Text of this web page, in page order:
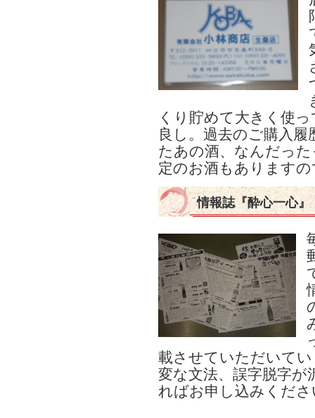
くり貯めて大きく使
良し。過去のご購入
たあの酒、なんだっ
定のお酒もあります
情報誌『酔心一心』
載させていただいて
変な文法、誤字脱字
ればお申し込みくだ